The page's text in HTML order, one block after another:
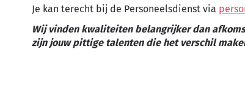
Je kan terecht bij de Personeelsdienst via
Wij vinden kwaliteiten belangrijker dan
zijn jouw pittige talenten die het verschil